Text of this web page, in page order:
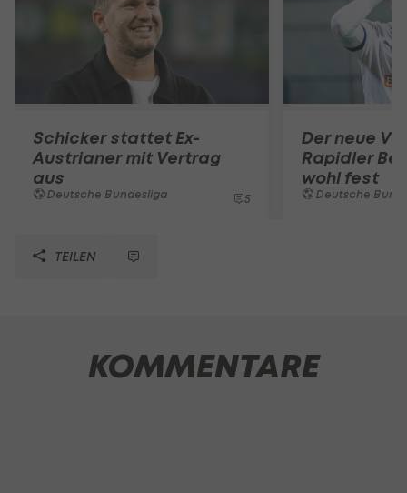
Schicker stattet Ex-
Austrianer mit Vertrag
aus
Deutsche Bundesliga 5
Der neue
Rapidler
wohl fest
Deutsche
TEILEN
KOMMENTARE